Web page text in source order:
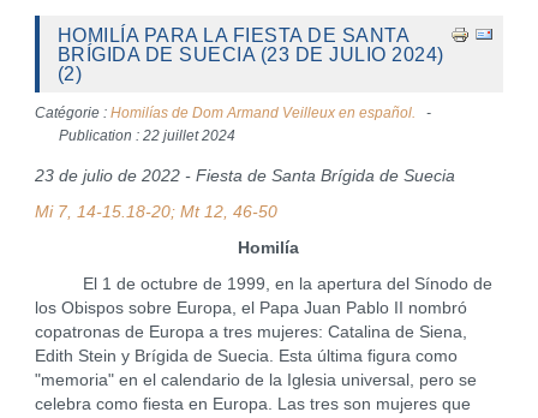
HOMILÍA PARA LA FIESTA DE SANTA
BRÍGIDA DE SUECIA (23 DE JULIO 2024)
(2)
Catégorie : Homilías de Dom Armand Veilleux en español.
Publication : 22 juillet 2024
23 de julio de 2022 - Fiesta de Santa Brígida de Suecia
Mi 7, 14-15.18-20; Mt 12, 46-50
Homilía
El 1 de octubre de 1999, en la apertura del Sínodo de
los Obispos sobre Europa, el Papa Juan Pablo II nombró
copatronas de Europa a tres mujeres: Catalina de Siena,
Edith Stein y Brígida de Suecia. Esta última figura como
"memoria" en el calendario de la Iglesia universal, pero se
celebra como fiesta en Europa. Las tres son mujeres que